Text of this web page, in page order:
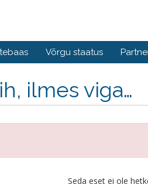
Võrgu staatus
ilmes viga…
Seda eset ei ole